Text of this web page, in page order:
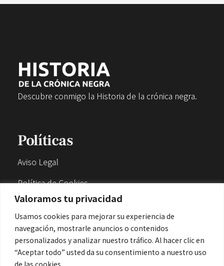
Valoramos tu privacidad
Usamos cookies para mejorar su experiencia de
navegación, mostrarle anuncios o contenidos
personalizados y analizar nuestro tráfico. Al hacer clic en
“Aceptar todo” usted da su consentimiento a nuestro uso
de las cookies.
Descubre conmigo la Historia de la crónica negra.
Políticas
Aviso Legal
Política de Cookies
Política de Privacidad
Contacto